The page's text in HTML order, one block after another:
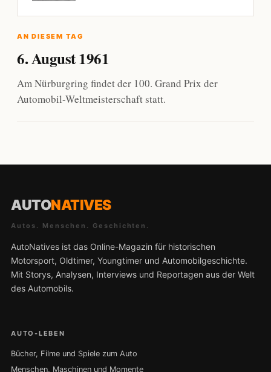
AN DIESEM TAG
6. August 1961
Am Nürburgring findet der 100. Grand Prix der
Automobil-Weltmeisterschaft statt.
AUTONATIVES
Autos. Menschen. Geschichten.
AutoNatives ist das Online-Magazin für historischen
Motorsport, Oldtimer, Youngtimer und Automobilgeschichte.
Mit Storys, Analysen, Interviews und Reportagen aus der Welt
des Automobils.
AUTO-LEBEN
Bücher, Filme und Spiele zum Auto
Menschen, Maschinen und Momente